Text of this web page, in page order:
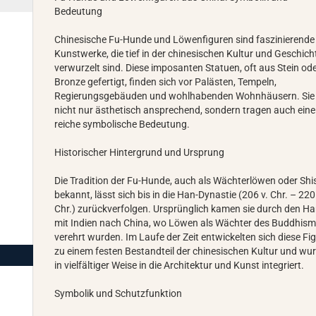
Bedeutung
Chinesische Fu-Hunde und Löwenfiguren sind faszinierende
Kunstwerke, die tief in der chinesischen Kultur und
verwurzelt sind. Diese imposanten Statuen, oft aus Stein
Bronze gefertigt, finden sich vor Palästen, Tempeln,
Regierungsgebäuden und wohlhabenden Wohnhäusern.
nicht nur ästhetisch ansprechend, sondern tragen auch eine
reiche symbolische Bedeutung.
Historischer Hintergrund und Ursprung
Die Tradition der Fu-Hunde, auch als Wächterlöwen oder
bekannt, lässt sich bis in die Han-Dynastie (206 v. Chr. –
Chr.) zurückverfolgen. Ursprünglich kamen sie durch den
mit Indien nach China, wo Löwen als Wächter des
verehrt wurden. Im Laufe der Zeit entwickelten sich diese
zu einem festen Bestandteil der chinesischen Kultur und
in vielfältiger Weise in die Architektur und Kunst integriert.
Symbolik und Schutzfunktion